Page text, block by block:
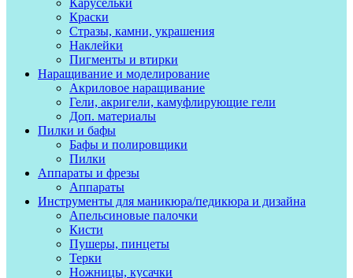
Карусельки
Краски
Стразы, камни, украшения
Наклейки
Пигменты и втирки
Наращивание и моделирование
Акриловое наращивание
Гели, акригели, камуфлирующие гели
Доп. материалы
Пилки и бафы
Бафы и полировщики
Пилки
Аппараты и фрезы
Аппараты
Инструменты для маникюра/педикюра и дизайна
Апельсиновые палочки
Кисти
Пушеры, пинцеты
Терки
Ножницы, кусачки